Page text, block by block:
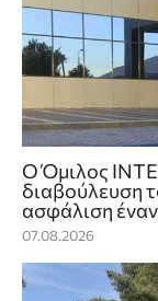
Ο Όμιλος
διαβούλευση
ασφάλιση
07.08.2026